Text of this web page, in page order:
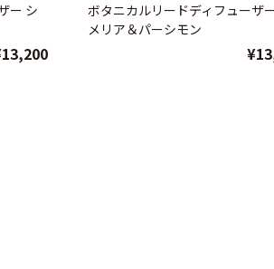
ー シ
ボタニカルリードディフューザ
メリア＆パーシモン